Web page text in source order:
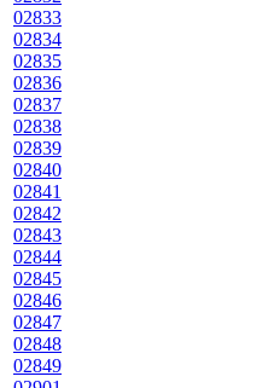
02833
02834
02835
02836
02837
02838
02839
02840
02841
02842
02843
02844
02845
02846
02847
02848
02849